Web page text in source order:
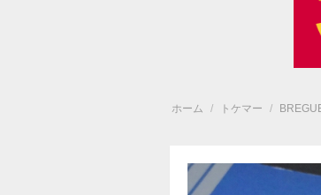
ホーム / トケマー /